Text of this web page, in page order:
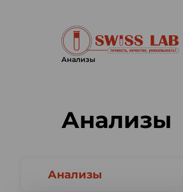
Анализы
Анализы
Анализы